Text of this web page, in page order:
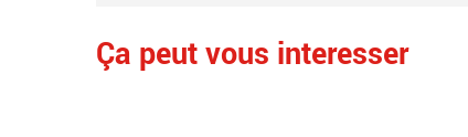
Ça peut vous interesser